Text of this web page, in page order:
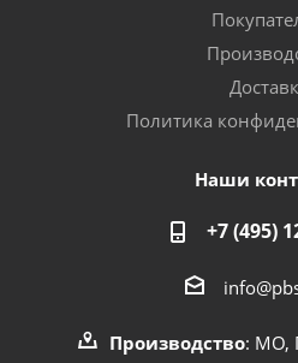
Политика
Наши
+7 (495)
Производство: МО,